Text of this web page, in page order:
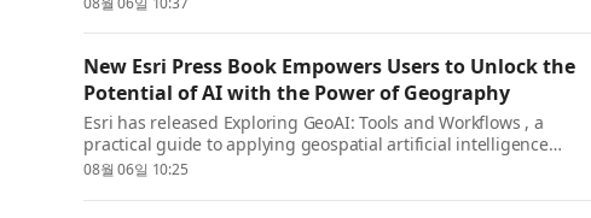
New Esri Press Book Empowers Users to Unlock the
Potential of AI with the Power of Geography
Esri has released Exploring GeoAI: Tools and Workflows , a
practical guide to applying geospatial artificial intelligence
(GeoAI) using ArcGIS. Designed for GIS professionals, analysts,
08월 06일 10:25